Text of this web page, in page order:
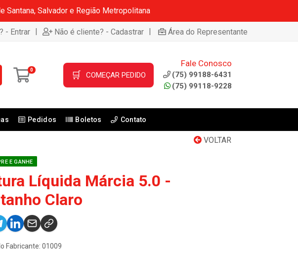
Santana, Salvador e Região Metropolitana
- Entrar | Não é cliente? - Cadastrar | Área do Representante
0 🛒 COMEÇAR PEDIDO
Fale Conosco
(75) 99188-6431
(75) 99118-9228
Pedidos Boletos Contato
VOLTAR
E GANHE
Líquida Márcia 5.0 -
Claro
Fabricante: 01009